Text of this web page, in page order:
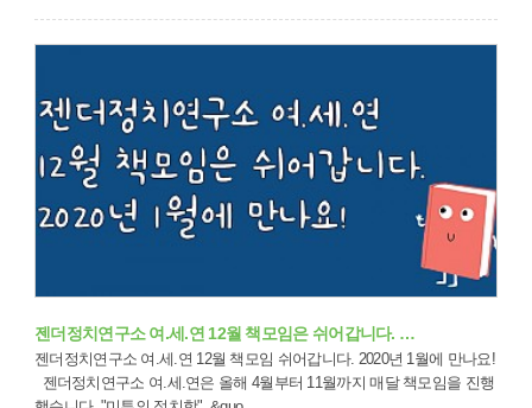
젠더정치연구소 여.세.연 12월 책모임은 쉬어갑니다. …
젠더정치연구소 여.세.연 12월 책모임 쉬어갑니다. 2020년 1월에 만나요!